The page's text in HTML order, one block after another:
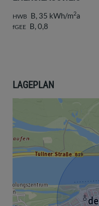
HWB B, 35 kWh/m2a
fGEE B, 0,8
LAGEPLAN